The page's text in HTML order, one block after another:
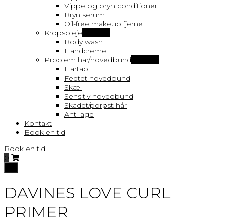
Vippe og bryn conditioner
Bryn serum
Oil-free makeup fjerne
Kropspleje
Body wash
Håndcreme
Problem hår/hovedbund
Hårtab
Fedtet hovedbund
Skæl
Sensitiv hovedbund
Skadet/porøst hår
Anti-age
Kontakt
Book en tid
Book en tid
0
navigation
DAVINES LOVE CURL
PRIMER